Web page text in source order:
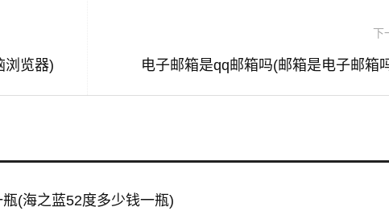
浏览器)
下
电子邮箱是qq邮箱吗(邮箱是电子邮箱
(海之蓝52度多少钱一瓶)